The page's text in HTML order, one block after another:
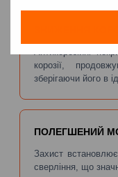
ЗНИЖЕННЯ
Антикорозійні
корозії,
зберігаючи його в
ПОЛЕГШЕНИЙ
Захист
сверління, що